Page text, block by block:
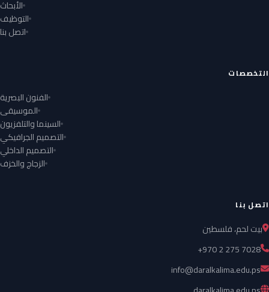
الأبحاث
التوظيف
اتصل بنا
التخصصات
الفنون البصرية
الموسيقى
السينما والتلفزيون
التصميم الجرافيكي
التصميم الداخلي
الزجاج والخزف
اتصل بنا
بيت لحم، فلسطين
+970 2 275 7028
info@daralkalima.edu.ps